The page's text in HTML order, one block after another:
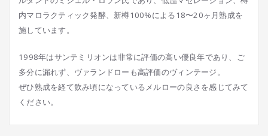
内マロラクティック発酵、新樽100%による18〜20ヶ月熟成を
施しています。
1998年はサンテミリオンは非常に評価の高い優良年であり、ご
多分に漏れず、ヴァランドローも高評価のヴィンテージ。
ぜひ熟成を経て飲み頃になっているメルローの良さを感じてみて
ください。